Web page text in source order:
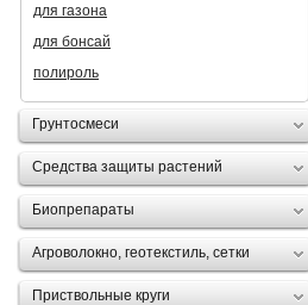
для газона
для бонсай
полироль
Грунтосмеси
Средства защиты растений
Биопрепараты
Агроволокно, геотекстиль, сетки
Приствольные круги